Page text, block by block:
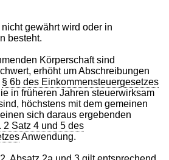
gewährt wird oder in
besteht.
Körperschaft sind
erhöht um Abschreibungen
§ 6b des Einkommensteuergesetzes
in früheren Jahren steuerwirksam
höchstens mit dem gemeinen
sich daraus ergebenden
2 Satz 4 und 5 des
Anwendung.